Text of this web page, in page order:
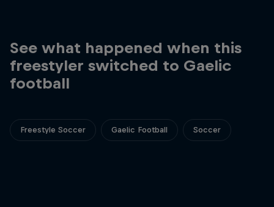
See what happened when this
freestyler switched to Gaelic
football
Freestyle Soccer Gaelic Football Soccer